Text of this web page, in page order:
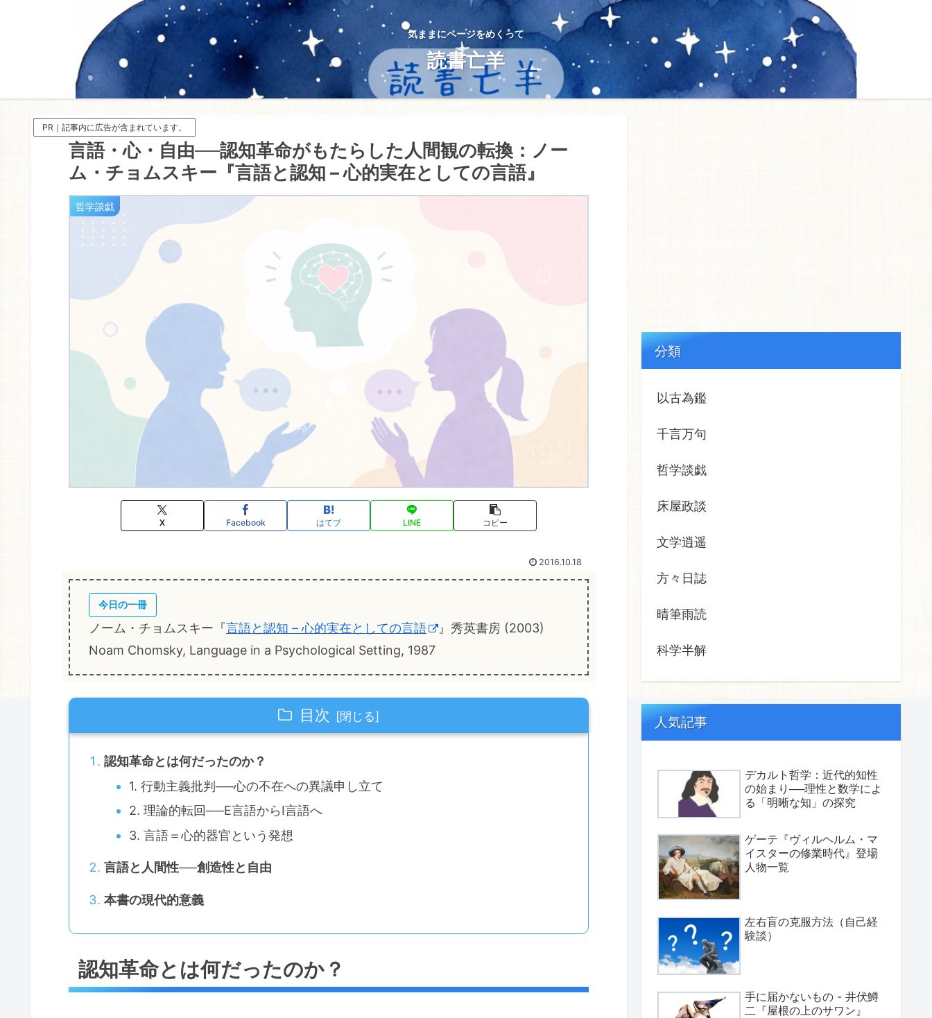
気ままにページをめくって
読書亡羊
PR｜記事内に広告が含まれています。
言語・心・自由──認知革命がもたらした人間観の転換：ノー
ム・チョムスキー『言語と認知 – 心的実在としての言語』
哲学談戯
X Facebook はてブ LINE コピー
2016.10.18
今日の一冊
ノーム・チョムスキー『言語と認知 – 心的実在としての言語
』秀英書房 (2003)
Noam Chomsky, Language in a Psychological Setting, 1987
目次
認知革命とは何だったのか？
1. 行動主義批判──心の不在への異議申し立て
2. 理論的転回──E言語からI言語へ
3. 言語＝心的器官という発想
言語と人間性──創造性と自由
本書の現代的意義
認知革命とは何だったのか？
分類
以古為鑑
千言万句
哲学談戯
床屋政談
文学逍遥
方々日誌
晴筆雨読
科学半解
人気記事
デカルト哲学：近代的知性
の始まり──理性と数学によ
る「明晰な知」の探究
ゲーテ『ヴィルヘルム・マ
イスターの修業時代』登場
人物一覧
左右盲の克服方法（自己経
験談）
手に届かないもの - 井伏鱒
二『屋根の上のサワン』